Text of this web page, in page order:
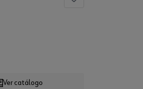
Ver catálogo